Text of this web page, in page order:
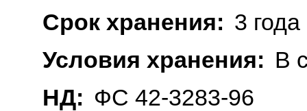
Срок хранения: 3 года
Условия хранения: В
НД: ФС 42-3283-96